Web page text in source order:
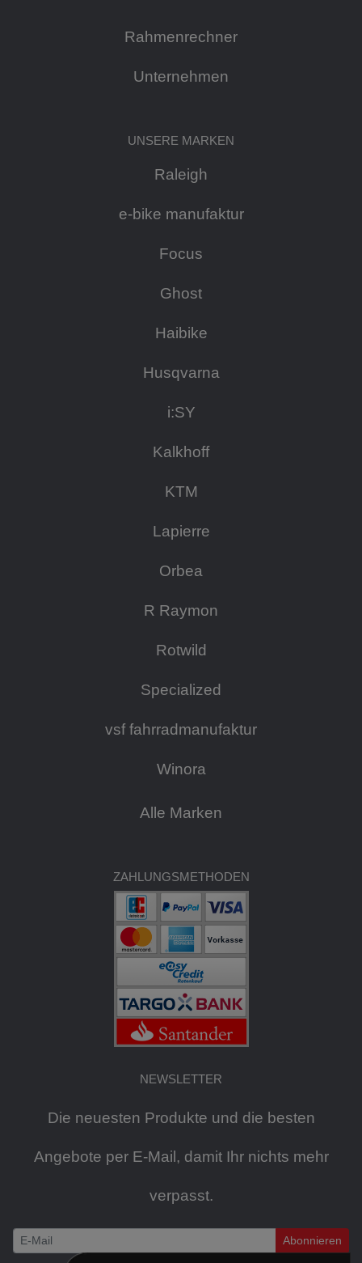
Rahmenrechner
Unternehmen
UNSERE MARKEN
Raleigh
e-bike manufaktur
Focus
Ghost
Haibike
Husqvarna
i:SY
Kalkhoff
KTM
Lapierre
Orbea
R Raymon
Rotwild
Specialized
vsf fahrradmanufaktur
Winora
Alle Marken
ZAHLUNGSMETHODEN
NEWSLETTER
Die neuesten Produkte und die besten
Angebote per E-Mail, damit Ihr nichts mehr
verpasst.
Abonnieren